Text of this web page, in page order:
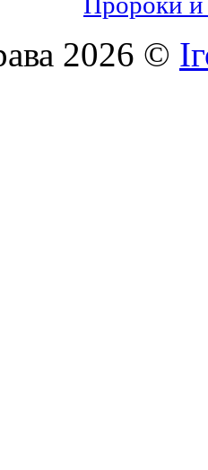
2026 ©